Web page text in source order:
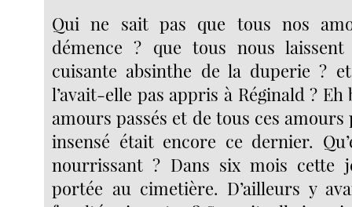
Qui ne sait pas que tous nos
démence ? que tous nous
cuisante absinthe de la duperie ? et
l’avait-elle pas appris à Réginald ?
amours passés et de tous ces amours
insensé était encore ce dernier.
nourrissant ? Dans six mois cette
portée au cimetière. D’ailleurs y